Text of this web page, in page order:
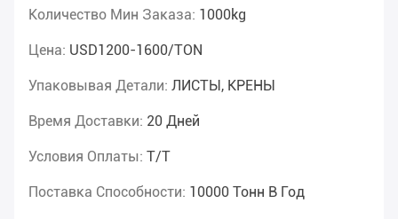
Количество Мин Заказа: 1000kg
Цена: USD1200-1600/TON
Упаковывая Детали: ЛИСТЫ, КРЕНЫ
Время Доставки: 20 Дней
Условия Оплаты: T/T
Поставка Способности: 10000 Тонн В Год